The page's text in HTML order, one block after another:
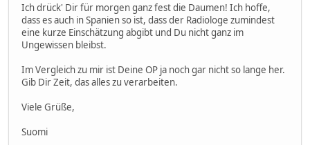
Ich drück' Dir für morgen ganz fest die Daumen! Ich hoffe,
dass es auch in Spanien so ist, dass der Radiologe zumindest
eine kurze Einschätzung abgibt und Du nicht ganz im
Ungewissen bleibst.
Im Vergleich zu mir ist Deine OP ja noch gar nicht so lange her.
Gib Dir Zeit, das alles zu verarbeiten.
Viele Grüße,
Suomi